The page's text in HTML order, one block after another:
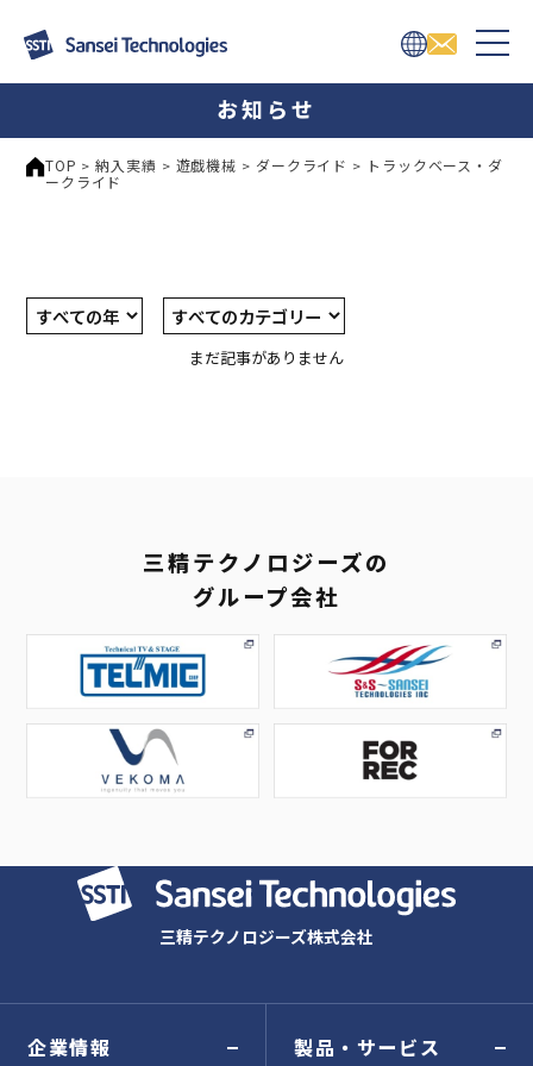
お知らせ
TOP >納入実績 > 遊戯機械 > ダークライド > トラックベース・ダ
ークライド
まだ記事がありません
三精テクノロジーズの
グループ会社
三精テクノロジーズ株式会社
企業情報 製品・サービス